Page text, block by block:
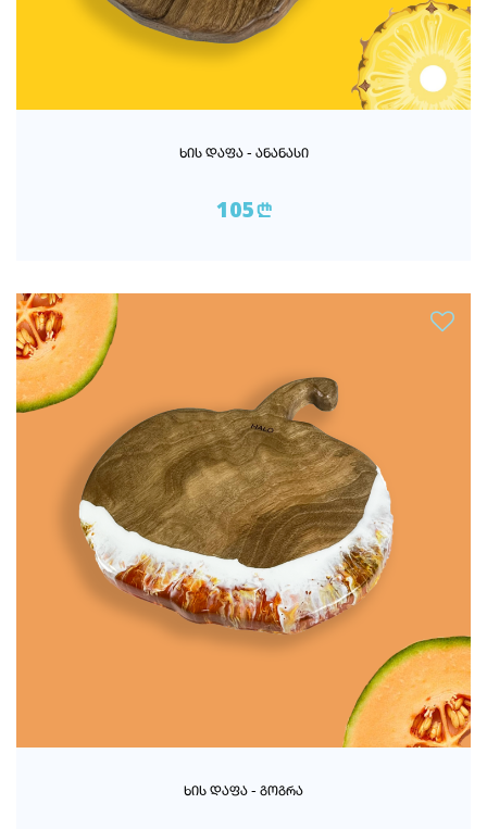
ᲮᲘᲡ ᲓᲐᲤᲐ - ᲐᲜᲐᲜᲐᲡᲘ
105n
ᲮᲘᲡ ᲓᲐᲤᲐ - ᲒᲝᲒᲠᲐ